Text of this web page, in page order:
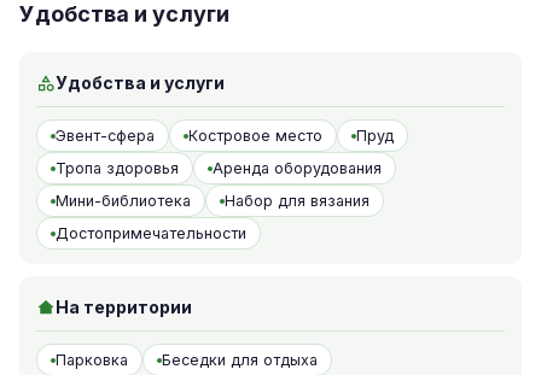
Удобства и услуги
Удобства и услуги
Эвент-сфера Костровое место
Пруд
Тропа здоровья
Аренда оборудования
Мини-библиотека
Набор для вязания
Достопримечательности
На территории
Парковка
Беседки для отдыха